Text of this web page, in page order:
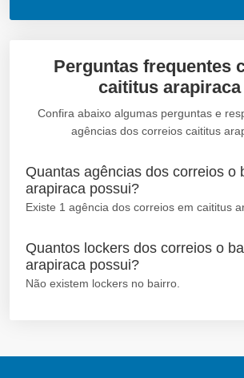
Perguntas frequentes
caititus arapiraca
Confira abaixo algumas perguntas e
agências dos correios caititus
Quantas agências dos correios o
arapiraca possui?
Existe 1 agência dos correios em caititus
Quantos lockers dos correios o
arapiraca possui?
Não existem lockers no bairro.